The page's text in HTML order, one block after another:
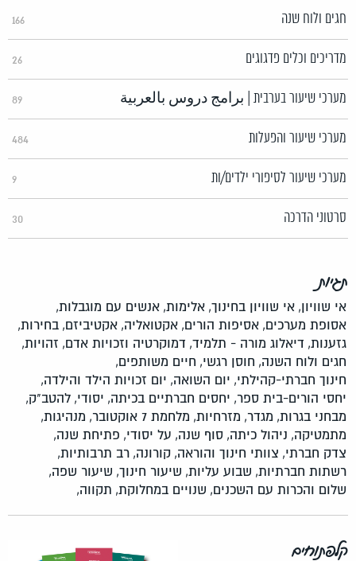
חגים ולוח שנה 166
מדריכים וכלים פדגוגים 26
מערכי שיעור בערבית | برامج دروس بالعربية 89
מערכי שיעור והפעלות 484
מערכי שיעור לסיפורי ילדים/ות 9
סרטוני הדרכה 30
תגיות
אי שוויון, אי שוויון בחינוך, אלימות, אנשים עם מוגבלות,
אסופת מערכים, אסיפות הורים, אקטואליה, אקטיביזם, בחירות,
גזענות, דיאלוג מורה - תלמיד, דמוקרטיה וזכויות אדם, זהויות,
חגים ולוח השנה, חוסן רגשי, חיים משותפים,
חינוך חברתי-קהילתי, יום השואה, יום זכויות הילד והילדה,
יחסי הורים-בית ספר, יחסים חברתיים בכיתה, יסודי, להטב"ק,
מבחני בגרות, מגדר, מזרחיות, מלחמת 7 אוקטובר,
מנהיגות,
מתמטיקה, ניהול כיתה, סוף שנה, על יסודי, פתיחת שנה,
צדק חברתי, צוותי חינוך והוראה, קורונה, רב תרבותיות,
רשתות חברתיות, שבוע עליות, שיעור חינוך, שיעור שפה,
שלום והכרות עם השכנים, שנויים במחלוקת, תקווה,
קלפתוחים